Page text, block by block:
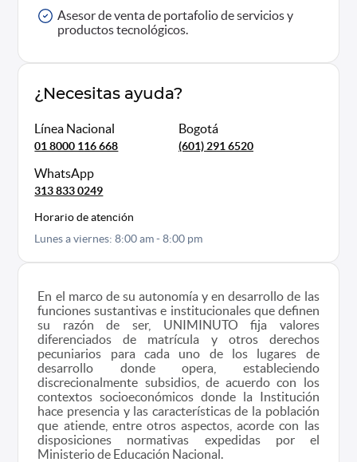
Asesor de venta de portafolio de servicios y
productos tecnológicos.
¿Necesitas ayuda?
Línea Nacional
01 8000 116 668
Bogotá
(601) 291 6520
WhatsApp
313 833 0249
Horario de atención
Lunes a viernes: 8:00 am - 8:00 pm
En el marco de su autonomía y en desarrollo de las
funciones sustantivas e institucionales que definen
su razón de ser, UNIMINUTO fija valores
diferenciados de matrícula y otros derechos
pecuniarios para cada uno de los lugares de
desarrollo donde opera, estableciendo
discrecionalmente subsidios, de acuerdo con los
contextos socioeconómicos donde la Institución
hace presencia y las características de la población
que atiende, entre otros aspectos, acorde con las
disposiciones normativas expedidas por el
Ministerio de Educación Nacional.